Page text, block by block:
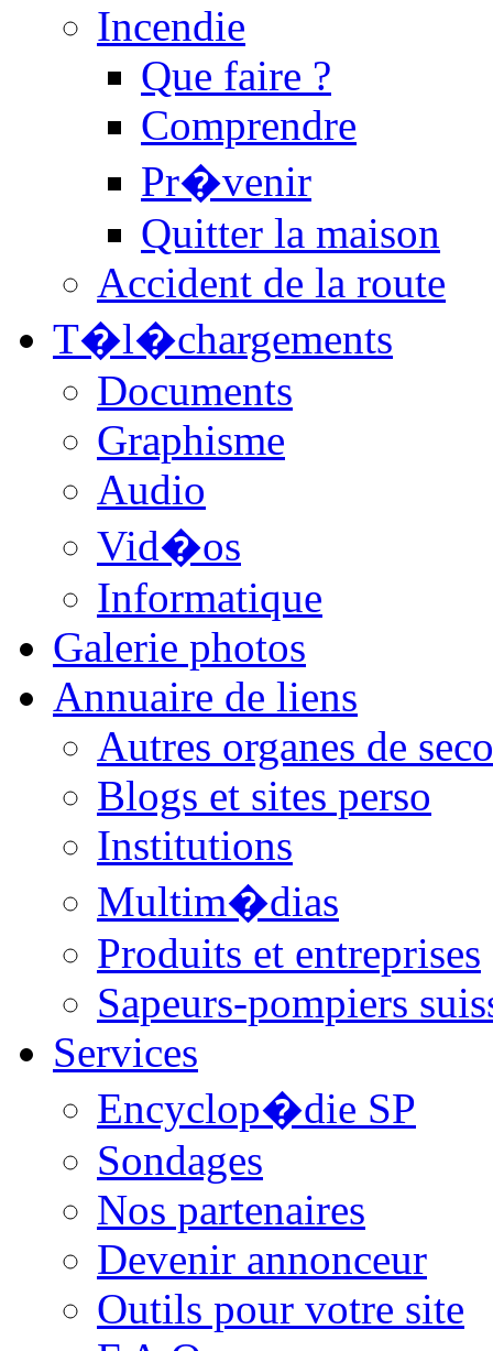
Incendie
Que faire ?
Comprendre
Pr�venir
Quitter la maison
Accident de la route
T�l�chargements
Documents
Graphisme
Audio
Vid�os
Informatique
Galerie photos
Annuaire de liens
Autres organes de
Blogs et sites perso
Institutions
Multim�dias
Produits et entreprises
Sapeurs-pompiers
Services
Encyclop�die SP
Sondages
Nos partenaires
Devenir annonceur
Outils pour votre site